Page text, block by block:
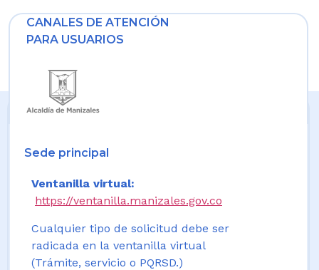
CANALES DE ATENCIÓN
PARA USUARIOS
Sede principal
Ventanilla virtual:
https://ventanilla.manizales.gov.co
Cualquier tipo de solicitud debe ser
radicada en la ventanilla virtual
(Trámite, servicio o PQRSD.)